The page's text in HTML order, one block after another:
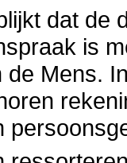
dat de
is
Mens.